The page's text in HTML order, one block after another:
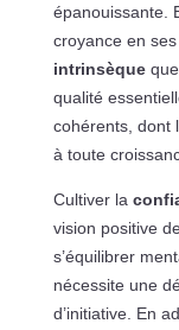
épanouissante.
croyance en
intrinsèqueque
qualité
cohérents, dont
à toute
Cultiver la
vision positive
s’équilibrer
nécessite une
d’initiative. En